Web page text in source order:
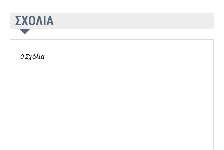
ΣΧΟΛΙΑ
0 Σχόλια